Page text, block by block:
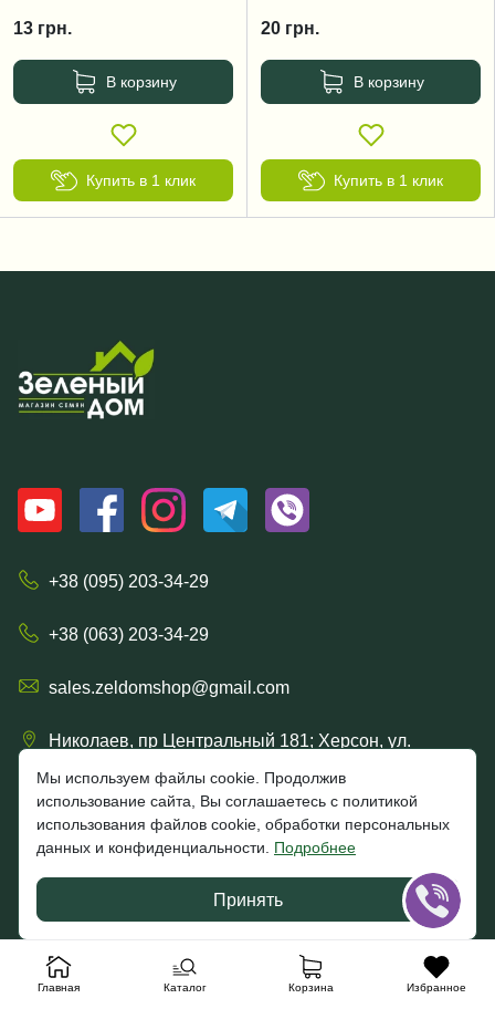
13 грн.
В корзину
Купить в 1 клик
20 грн.
В корзину
Купить в 1 клик
+38 (095) 203-34-29
+38 (063) 203-34-29
sales.zeldomshop@gmail.com
Николаев, пр Центральный 181; Херсон, ул.
4.7★★★★★
★★★★★
Главная Каталог Корзина Избранное
Мы используем файлы cookie. Продолжив
использование сайта, Вы соглашаетесь с политикой
использования файлов cookie, обработки персональных
данных и конфиденциальности.
Подробнее
Принять